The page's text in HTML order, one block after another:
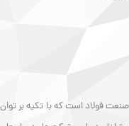
فولاد است که با تکیه بر توان